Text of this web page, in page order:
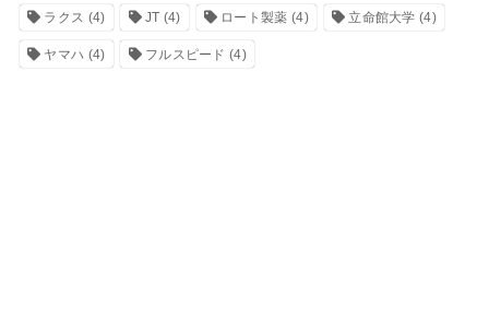
ラクス (4) JT (4) ロート製薬 (4) 立命館大学 (4)
ヤマハ (4) フルスピード (4)